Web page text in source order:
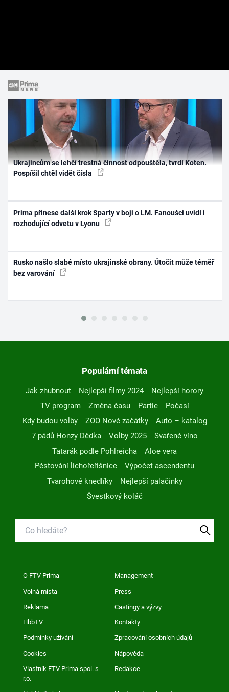
Ukrajincům se lehčí trestná činnost odpouštěla, tvrdí Koten.
Pospíšil chtěl vidět čísla
Prima přinese další krok Sparty v boji o LM. Fanoušci uvidí i
rozhodující odvetu v Lyonu
Rusko našlo slabé místo ukrajinské obrany. Útočit může téměř
bez varování
Populární témata
Jak zhubnout Nejlepší filmy 2024
Nejlepší horory
TV program
Změna času Partie
Počasí
Kdy budou volby
ZOO Nové začátky
Auto – katalog
7 pádů Honzy Dědka
Volby 2025
Svařené víno
Tatarák podle Pohlreicha
Aloe vera
Pěstování lichořeřišnice
Výpočet ascendentu
Tvarohové knedlíky
Nejlepší palačinky
Švestkový koláč
O FTV Prima Management
Volná místa Press
Reklama Castingy a výzvy
HbbTV Kontakty
Podmínky užívání Zpracování osobních údajů
Cookies Nápověda
Vlastník FTV Prima spol. s
r.o.
Redakce